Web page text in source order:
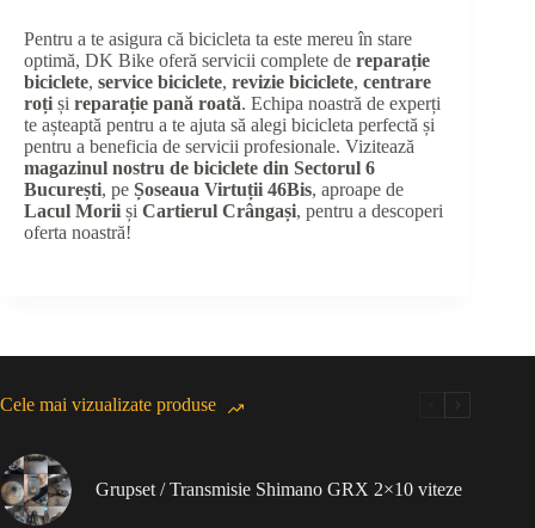
Pentru a te asigura că bicicleta ta este mereu în stare
optimă, DK Bike oferă servicii complete de reparație
biciclete, service biciclete, revizie biciclete, centrare
roți și reparație pană roată. Echipa noastră de experți
te așteaptă pentru a te ajuta să alegi bicicleta perfectă și
pentru a beneficia de servicii profesionale. Vizitează
magazinul nostru de biciclete din Sectorul 6
București, pe Șoseaua Virtuții 46Bis, aproape de
Lacul Morii și Cartierul Crângași, pentru a descoperi
oferta noastră!
Cele mai vizualizate produse
Grupset / Transmisie Shimano GRX 2×10 viteze